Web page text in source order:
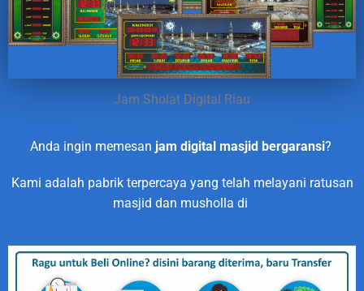
Jam Sholat Digital Riau
Anda ingin memesan jam digital masjid bergaransi?
Kami adalah pabrik terpercaya yang telah melayani ratusan
masjid dan musholla di